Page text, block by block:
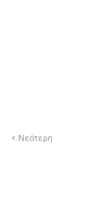
Νεότερη